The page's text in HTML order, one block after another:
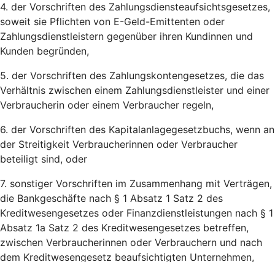
4. der Vorschriften des Zahlungsdiensteaufsichtsgesetzes,
soweit sie Pflichten von E-Geld-Emittenten oder
Zahlungsdienstleistern gegenüber ihren Kundinnen und
Kunden begründen,
5. der Vorschriften des Zahlungskontengesetzes, die das
Verhältnis zwischen einem Zahlungsdienstleister und einer
Verbraucherin oder einem Verbraucher regeln,
6. der Vorschriften des Kapitalanlagegesetzbuchs, wenn an
der Streitigkeit Verbraucherinnen oder Verbraucher
beteiligt sind, oder
7. sonstiger Vorschriften im Zusammenhang mit Verträgen,
die Bankgeschäfte nach § 1 Absatz 1 Satz 2 des
Kreditwesengesetzes oder Finanzdienstleistungen nach § 1
Absatz 1a Satz 2 des Kreditwesengesetzes betreffen,
zwischen Verbraucherinnen oder Verbrauchern und nach
dem Kreditwesengesetz beaufsichtigten Unternehmen,